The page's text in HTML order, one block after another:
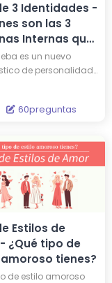
3 Identidades -
son las 3
Internas que
tues un nuevo
de personalidad
son los tres de los 15
que
tu carácter?
en la teoría de
de personalidad más
precisa, 'Los
esta prueba te
tu verdadera
60preguntas
Estilos de
¿Qué tipo de
tienes?
de estilo amoroso